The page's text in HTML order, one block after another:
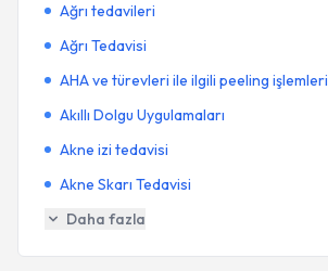
Ağrı tedavileri
Ağrı Tedavisi
AHA ve türevleri ile ilgili peeling işlemleri
Akıllı Dolgu Uygulamaları
Akne izi tedavisi
Akne Skarı Tedavisi
Daha fazla